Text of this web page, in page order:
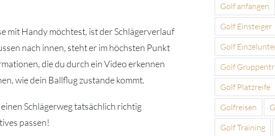
mit Handy möchtest, ist der Schlägerverlauf
nach innen, steht er im höchsten Punkt
die du durch ein Video erkennen
wie dein Ballflug zustande kommt.
Schlägerweg tatsächlich richtig
passen!
Golf anfangen
Golf Einsteiger
Golf
Golf
Golf Platzreife
Golfreisen
Golf Training